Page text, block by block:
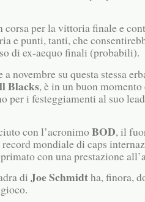
corsa per la vittoria finale e
e punti, tanti, che
di ex-aequo finali (probabili).
a novembre su questa stessa
Blacks, è in un buon momento
per i festeggiamenti al suo
con l’acronimo BOD, il
mondiale di caps
con una prestazione
di Joe Schmidtha, finora,